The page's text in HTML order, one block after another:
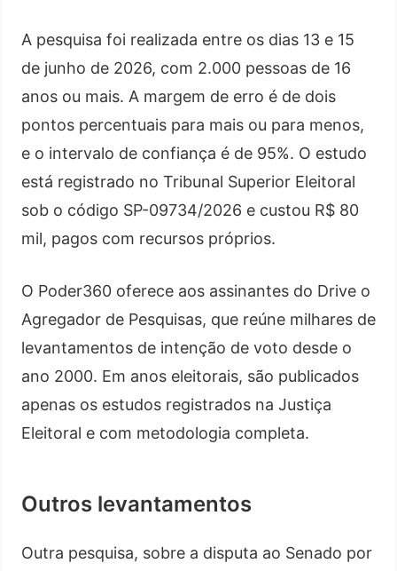
A pesquisa foi realizada entre os dias 13 e 15
de junho de 2026, com 2.000 pessoas de 16
anos ou mais. A margem de erro é de dois
pontos percentuais para mais ou para menos,
e o intervalo de confiança é de 95%. O estudo
está registrado no Tribunal Superior Eleitoral
sob o código SP-09734/2026 e custou R$ 80
mil, pagos com recursos próprios.
O Poder360 oferece aos assinantes do Drive o
Agregador de Pesquisas, que reúne milhares de
levantamentos de intenção de voto desde o
ano 2000. Em anos eleitorais, são publicados
apenas os estudos registrados na Justiça
Eleitoral e com metodologia completa.
Outros levantamentos
Outra pesquisa, sobre a disputa ao Senado por